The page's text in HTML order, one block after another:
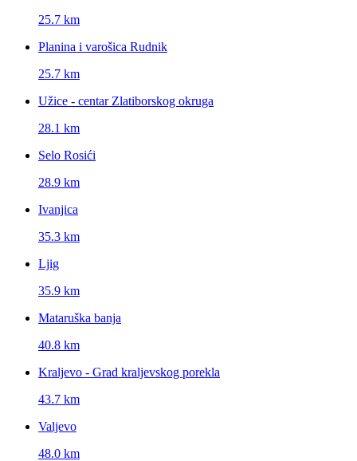
25.7 km
Planina i varošica Rudnik
25.7 km
Užice - centar Zlatiborskog okruga
28.1 km
Selo Rosići
28.9 km
Ivanjica
35.3 km
Ljig
35.9 km
Mataruška banja
40.8 km
Kraljevo - Grad kraljevskog porekla
43.7 km
Valjevo
48.0 km